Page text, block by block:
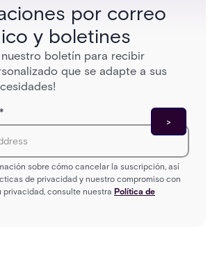
por correo
y boletines
nuestro boletín para recibir
que se adapte a sus
*
sobre cómo cancelar la suscripción, así
de privacidad y nuestro compromiso con
consulte nuestra Política de